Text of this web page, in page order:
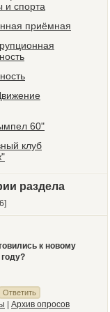
и спорта
приёмная
60"
клуб
раздела
к новому
| Архив опросов